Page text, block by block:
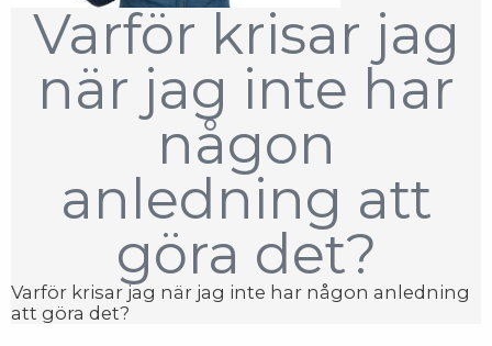
Varför krisar jag
när jag inte har
någon
anledning att
göra det?
Varför krisar jag när jag inte har någon anledning
att göra det?